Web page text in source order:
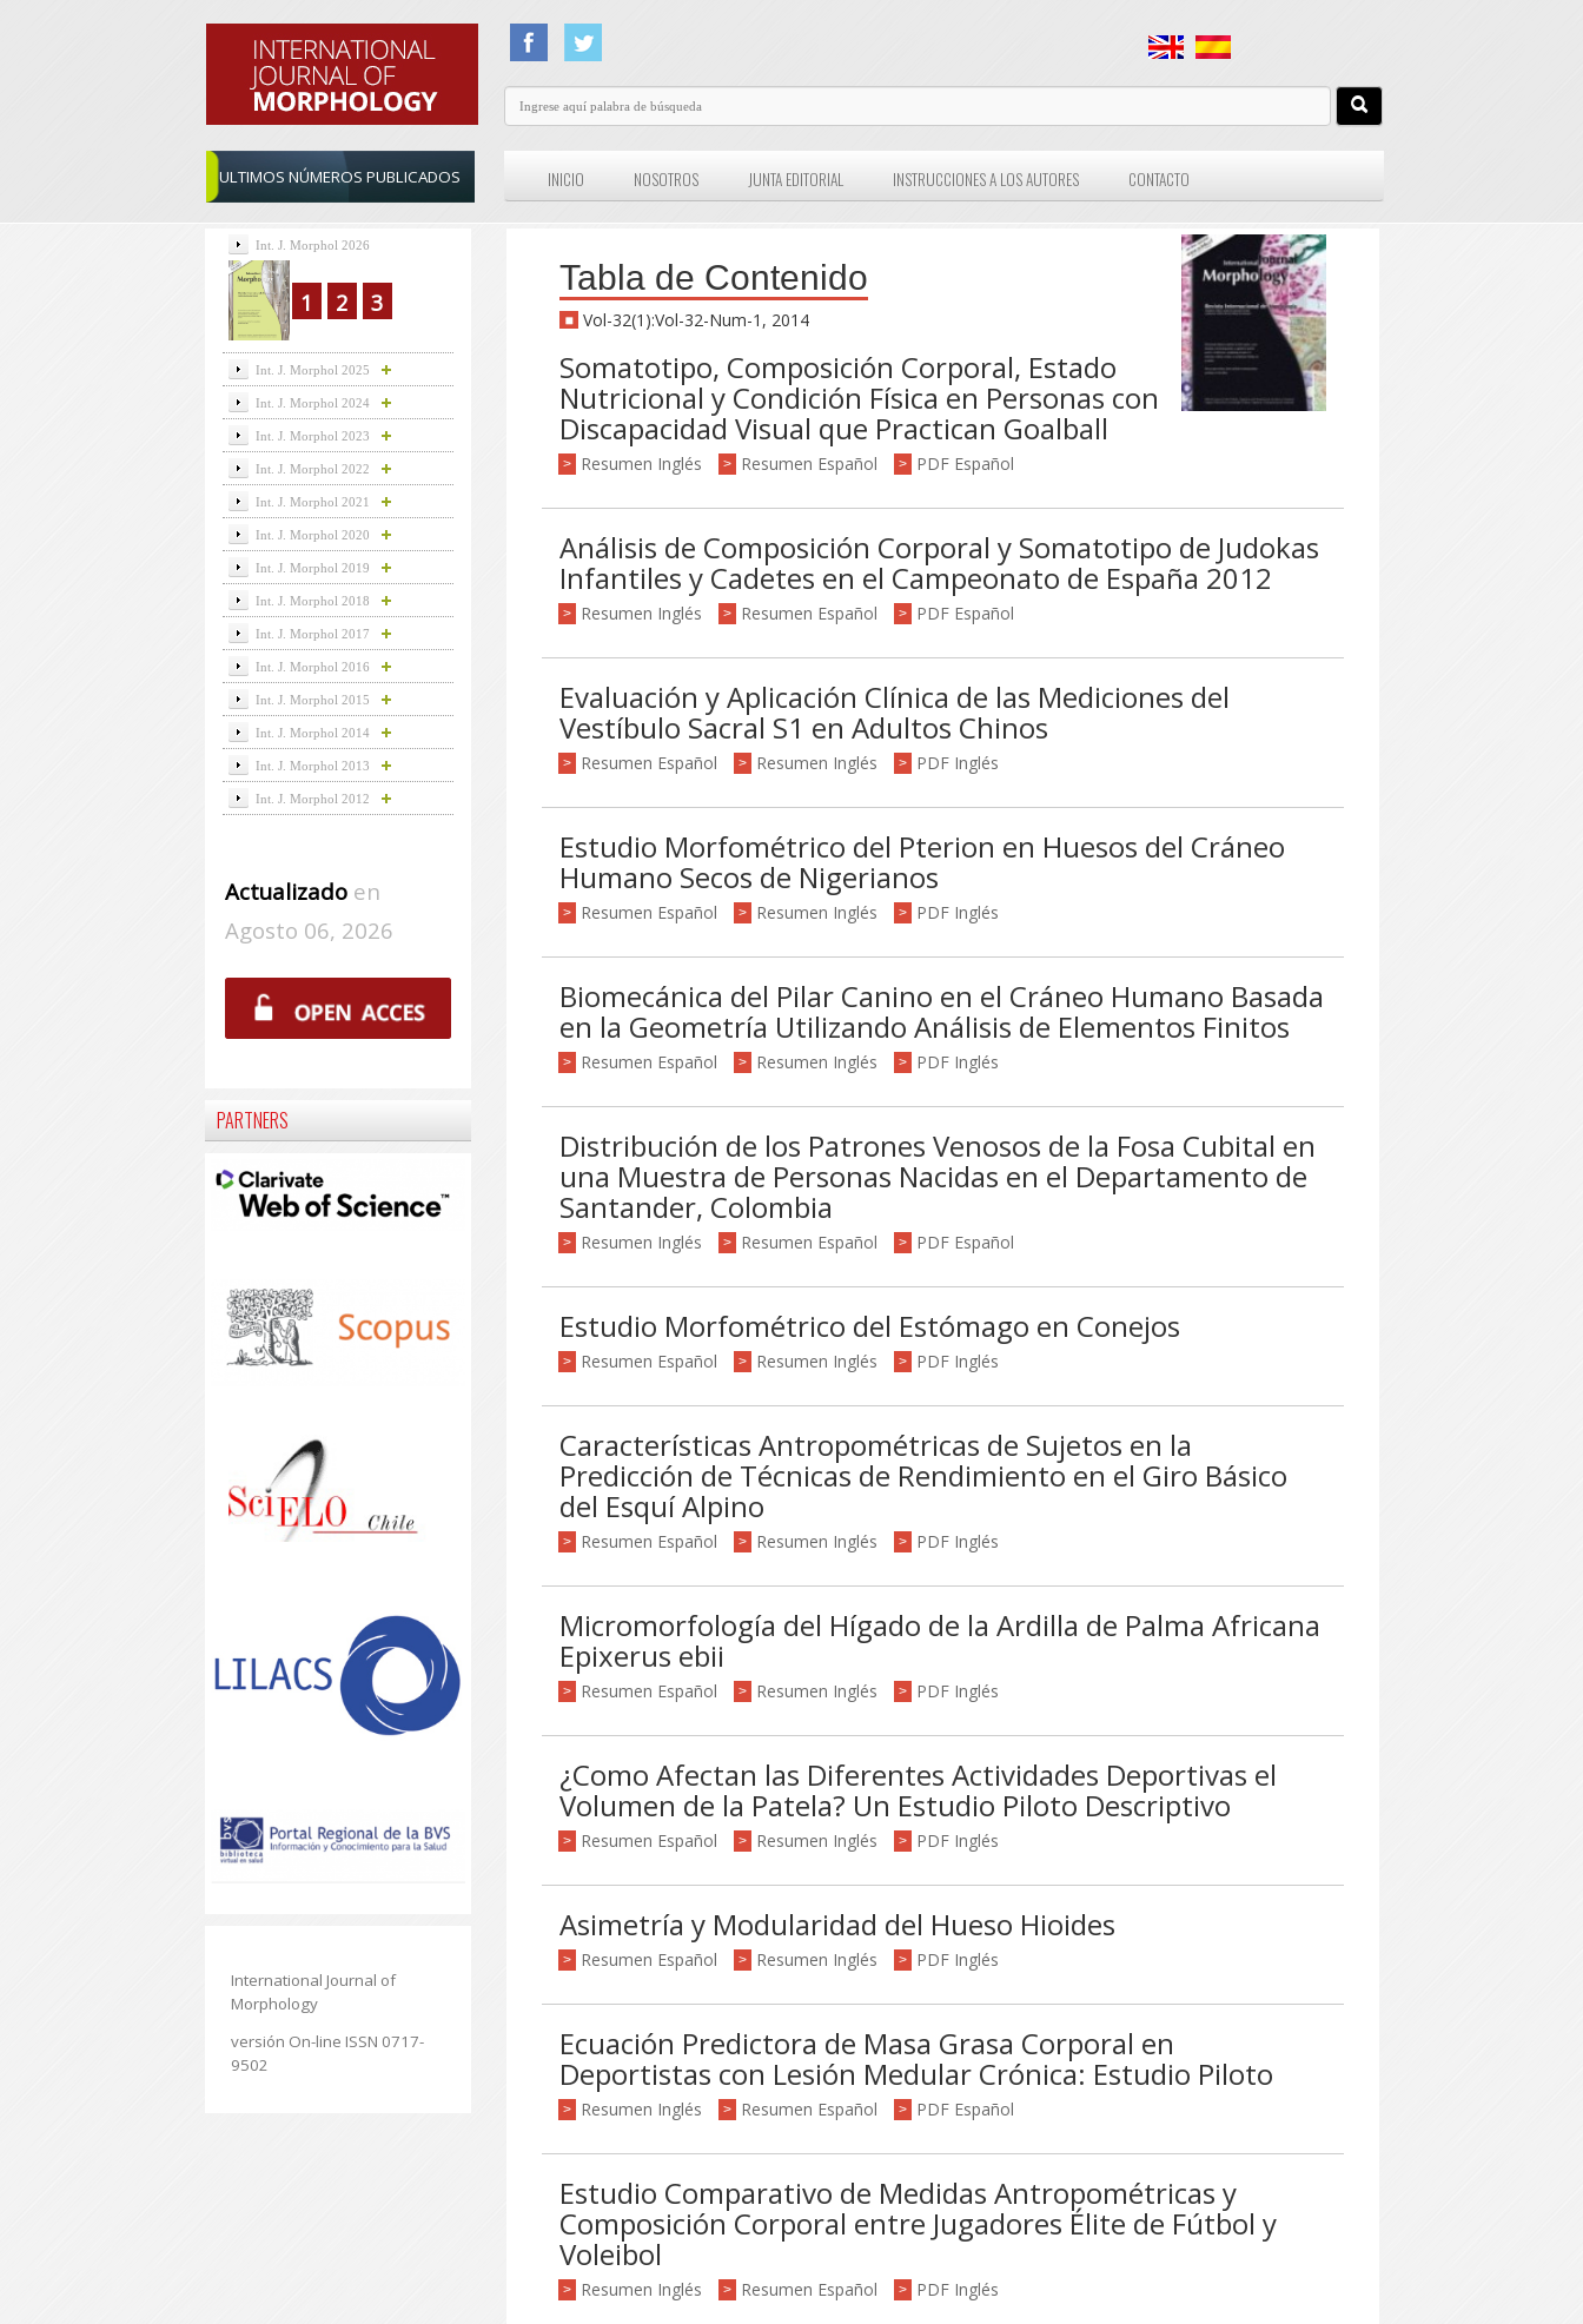
ULTIMOS NÚMEROS PUBLICADOS INICIO NOSOTROS JUNTA EDITORIAL INSTRUCCIONES A LOS AUTORES CONTACTO
Tabla de Contenido
Vol-32(1):Vol-32-Num-1, 2014
Somatotipo, Composición Corporal, Estado
Nutricional y Condición Física en Personas con
Discapacidad Visual que Practican Goalball
> Resumen Inglés > Resumen Español > PDF Español
Análisis de Composición Corporal y Somatotipo de Judokas
Infantiles y Cadetes en el Campeonato de España 2012
> Resumen Inglés > Resumen Español > PDF Español
Evaluación y Aplicación Clínica de las Mediciones del
Vestíbulo Sacral S1 en Adultos Chinos
> Resumen Español > Resumen Inglés > PDF Inglés
Estudio Morfométrico del Pterion en Huesos del Cráneo
Humano Secos de Nigerianos
> Resumen Español > Resumen Inglés > PDF Inglés
Biomecánica del Pilar Canino en el Cráneo Humano Basada
en la Geometría Utilizando Análisis de Elementos Finitos
> Resumen Español > Resumen Inglés > PDF Inglés
Distribución de los Patrones Venosos de la Fosa Cubital en
una Muestra de Personas Nacidas en el Departamento de
Santander, Colombia
> Resumen Inglés > Resumen Español > PDF Español
Estudio Morfométrico del Estómago en Conejos
> Resumen Español > Resumen Inglés > PDF Inglés
Características Antropométricas de Sujetos en la
Predicción de Técnicas de Rendimiento en el Giro Básico
del Esquí Alpino
> Resumen Español > Resumen Inglés > PDF Inglés
Micromorfología del Hígado de la Ardilla de Palma Africana
Epixerus ebii
> Resumen Español > Resumen Inglés > PDF Inglés
¿Como Afectan las Diferentes Actividades Deportivas el
Volumen de la Patela? Un Estudio Piloto Descriptivo
> Resumen Español > Resumen Inglés > PDF Inglés
Asimetría y Modularidad del Hueso Hioides
> Resumen Español > Resumen Inglés > PDF Inglés
Ecuación Predictora de Masa Grasa Corporal en
Deportistas con Lesión Medular Crónica: Estudio Piloto
> Resumen Inglés > Resumen Español > PDF Español
Estudio Comparativo de Medidas Antropométricas y
Composición Corporal entre Jugadores Élite de Fútbol y
Voleibol
> Resumen Inglés > Resumen Español > PDF Inglés
Int. J. Morphol 2026
1 2 3
Int. J. Morphol 2025
Int. J. Morphol 2024
Int. J. Morphol 2023
Int. J. Morphol 2022
Int. J. Morphol 2021
Int. J. Morphol 2020
Int. J. Morphol 2019
Int. J. Morphol 2018
Int. J. Morphol 2017
Int. J. Morphol 2016
Int. J. Morphol 2015
Int. J. Morphol 2014
Int. J. Morphol 2013
Int. J. Morphol 2012
Actualizadoen
Agosto 06, 2026
PARTNERS
International Journal of
Morphology
versión On-line ISSN 0717-
9502